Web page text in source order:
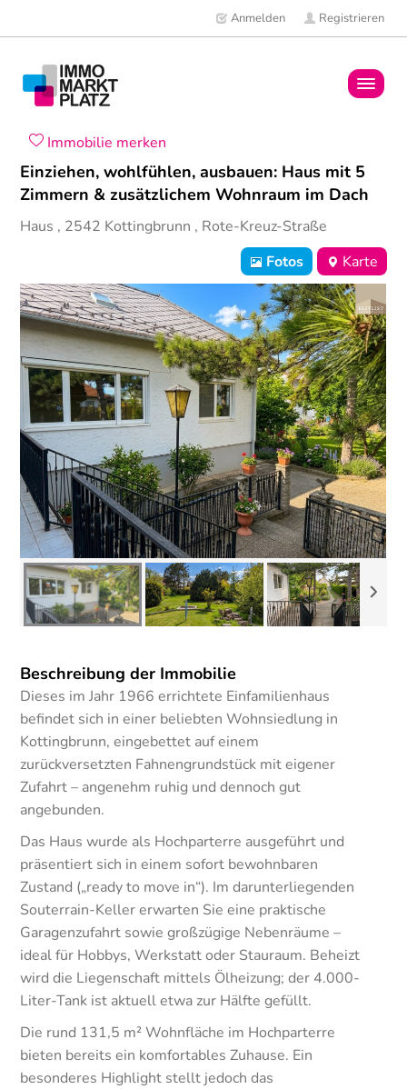
Anmelden Registrieren
Immobilien
Mitglieder
News
Immobilie merken
Einziehen, wohlfühlen, ausbauen: Haus mit 5
Zimmern & zusätzlichem Wohnraum im Dach
Haus , 2542 Kottingbrunn , Rote-Kreuz-Straße
Fotos
Karte
Beschreibung der Immobilie
Dieses im Jahr 1966 errichtete Einfamilienhaus
befindet sich in einer beliebten Wohnsiedlung in
Kottingbrunn, eingebettet auf einem
zurückversetzten Fahnengrundstück mit eigener
Zufahrt – angenehm ruhig und dennoch gut
angebunden.
Das Haus wurde als Hochparterre ausgeführt und
präsentiert sich in einem sofort bewohnbaren
Zustand („ready to move in“). Im darunterliegenden
Souterrain-Keller erwarten Sie eine praktische
Garagenzufahrt sowie großzügige Nebenräume –
ideal für Hobbys, Werkstatt oder Stauraum. Beheizt
wird die Liegenschaft mittels Ölheizung; der 4.000-
Liter-Tank ist aktuell etwa zur Hälfte gefüllt.
Die rund 131,5 m² Wohnfläche im Hochparterre
bieten bereits ein komfortables Zuhause. Ein
besonderes Highlight stellt jedoch das